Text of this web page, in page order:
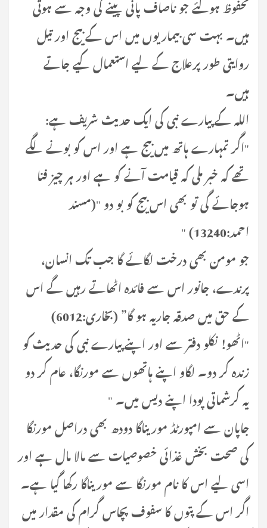
ہیں۔ بہت سی بیماریوں میں اس کے بیج اور تیل
روایتی طور پرعلاج کے لیے استعمال کیے جاتے
ہیں۔
اللہ کے پیارے نبی کی ایک حدیث شریف ہے:
"اگر تمہارے ہاتھ میں بیج ہے اور اس کو بونے لگے
تھے کہ خبر ملی کہ قیامت آنے کو ہے اور ہر چیز فنا
ہوجائے گی تو بھی اس بیج کو بو دو "(مسند
احمد:13240) "
جو مومن بھی درخت لگائے گا جب تک انسان،
پرندے، جانور اس سے فائدہ اٹھاتے رہیں گے اس
کے حق میں صدقہ جاریہ ہو گا” (بخاری:6012)
"اٹھو! نکلو دفتر سے اور اپنے پیارے نبی کی حدیث کو
زندہ کر دو۔ لگاو اپنے ہاتھوں سے مورنگا، عام کر دو
یہ کرشماتی پودا اپنے دیس میں۔ "
جاپان سے امپورٹڈ موریناگا دودھ بھی دراصل مورنگا
کی صحت بخش غذائی خصوصیات سے مالا مال ہے اور
اسی لیے اس کا نام مورنگا سے موریناگا رکھا گیا ہے۔
اگر اس کے پتوں کا سفوف پچاس گرام کی مقدار میں